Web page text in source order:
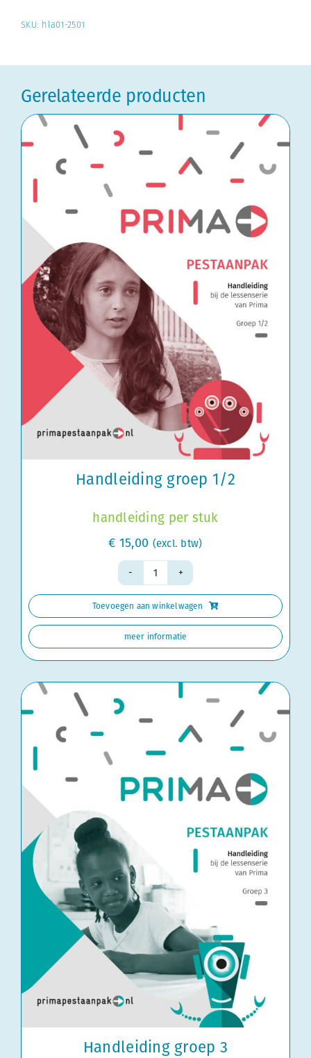
SKU: hla01-2501
Gerelateerde producten
Handleiding groep 1/2
handleiding per stuk
€ 15,00 (excl. btw)
Handleiding
groep
Toevoegen aan winkelwagen
meer informatie
Handleiding groep 3